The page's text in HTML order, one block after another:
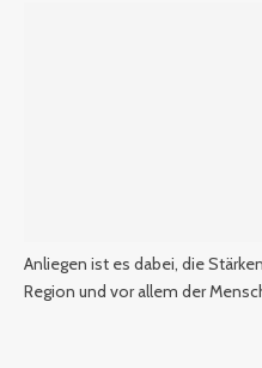
Anliegen ist es dabei, die
Region und vor allem der